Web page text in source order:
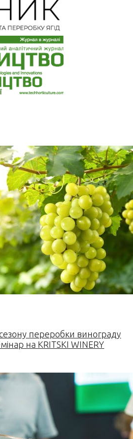
переробки винограду
на KRITSKI WINERY